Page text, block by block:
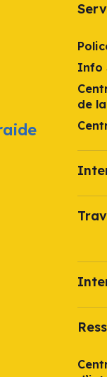
Info
de